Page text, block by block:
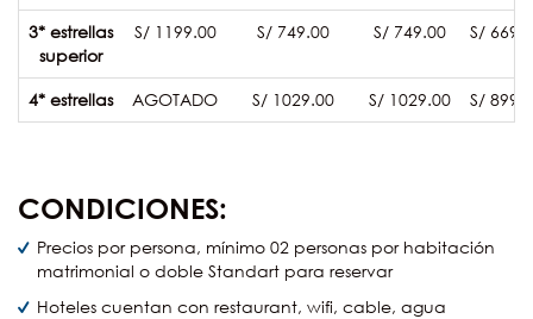
3* estrellas
superior
S/ 1199.00 S/ 749.00 S/ 749.00 S/
4* estrellas AGOTADO S/ 1029.00 S/ 1029.00 S/
CONDICIONES:
Precios por persona, mínimo 02 personas por habitación
matrimonial o doble Standart para reservar
Hoteles cuentan con restaurant, wifi, cable, agua